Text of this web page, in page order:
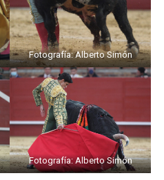
Fotografía: Alberto Simón
Fotografía: Alberto Simón